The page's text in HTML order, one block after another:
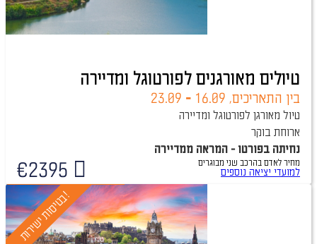
טיולים מאורגנים לפורטוגל ומדיירה
בין התאריכים, -
23.09
טיול מאורגן לפורטוגל ומדיירה
ארוחת בוקר
למועדי יציאה נוספים
נחיתה בפורטו - המראה ממדיירה
€2395 מחיר לאדם בהרכב שני מבוגרים
ב
ט
י
ס
ו
ת
י
ש
י
ר
ו
ת
!
טיול מובטח